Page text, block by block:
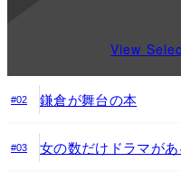
View
#02 鎌倉が舞台の本
#03 女の数だけドラマが